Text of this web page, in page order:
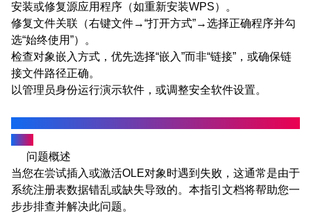
安装或修复源应用程序（如重新安装WPS）。
修复文件关联（右键文件→“打开方式”→选择正确程序并勾
选“始终使用”）。
检查对象嵌入方式，优先选择“嵌入”而非“链接”，或确保链
接文件路径正确。
以管理员身份运行演示软件，或调整安全软件设置。
问题概述
当您在尝试插入或激活OLE对象时遇到失败，这通常是由于
系统注册表数据错乱或缺失导致的。本指引文档将帮助您一
步步排查并解决此问题。